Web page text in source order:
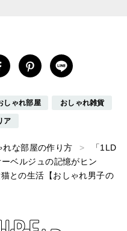
しゃれ部屋 おしゃれ雑貨
ア
れな部屋の作り方
「1LD
ベルジュの記憶がヒン
猫との生活【おしゃれ男子の